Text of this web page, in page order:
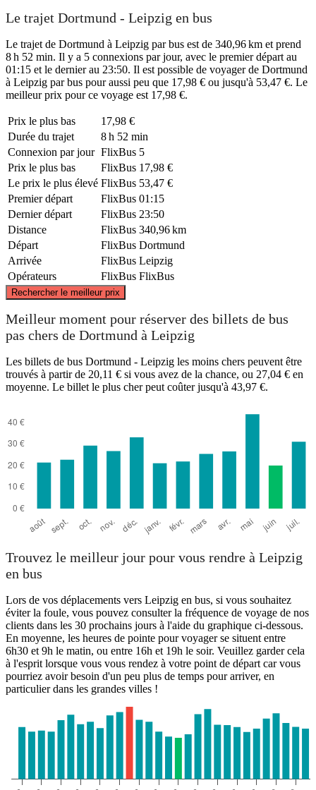
Le trajet Dortmund - Leipzig en bus
Le trajet de Dortmund à Leipzig par bus est de 340,96 km et prend
8 h 52 min. Il y a 5 connexions par jour, avec le premier départ au
01:15 et le dernier au 23:50. Il est possible de voyager de Dortmund
à Leipzig par bus pour aussi peu que 17,98 € ou jusqu'à 53,47 €. Le
meilleur prix pour ce voyage est 17,98 €.
Prix ​​le plus bas
17,98 €
Durée du trajet
8 h 52 min
Connexion par jour FlixBus 5
Prix ​​le plus bas
FlixBus 17,98 €
Le prix le plus élevé FlixBus 53,47 €
Premier départ
FlixBus 01:15
Dernier départ
FlixBus 23:50
Distance
FlixBus 340,96 km
Départ
FlixBus Dortmund
Arrivée
FlixBus Leipzig
Opérateurs
FlixBus FlixBus
Rechercher le meilleur prix
Dortmund
Leipzig
©CARTO
Meilleur moment pour réserver des billets de bus
pas chers de Dortmund à Leipzig
Les billets de bus Dortmund - Leipzig les moins chers peuvent être
trouvés à partir de 20,11 € si vous avez de la chance, ou 27,04 € en
moyenne. Le billet le plus cher peut coûter jusqu'à 43,97 €.
Trouvez le meilleur jour pour vous rendre à Leipzig
en bus
Lors de vos déplacements vers Leipzig en bus, si vous souhaitez
éviter la foule, vous pouvez consulter la fréquence de voyage de nos
clients dans les 30 prochains jours à l'aide du graphique ci-dessous.
En moyenne, les heures de pointe pour voyager se situent entre
6h30 et 9h le matin, ou entre 16h et 19h le soir. Veuillez garder cela
à l'esprit lorsque vous vous rendez à votre point de départ car vous
pourriez avoir besoin d'un peu plus de temps pour arriver, en
particulier dans les grandes villes !